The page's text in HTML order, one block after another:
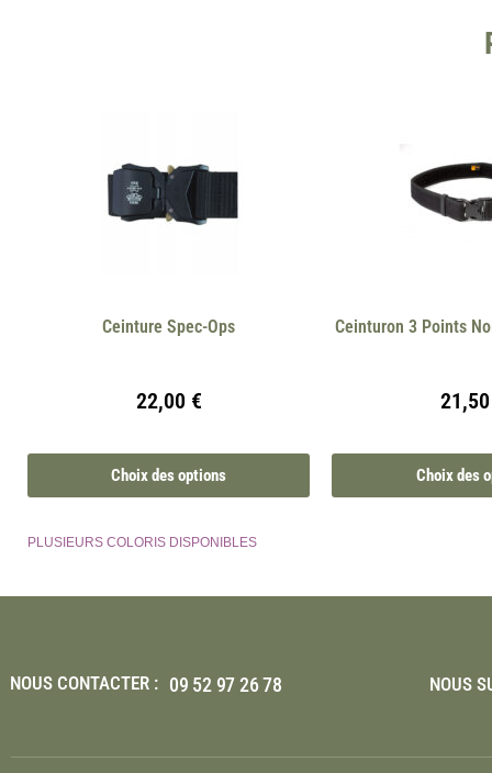
Ceinture Spec-Ops
22,00 €
Choix des options
PLUSIEURS COLORIS DISPONIBLES
Ceinturon 3 Points
Choix des
NOUS CONTACTER : 09 52 97 26 78 NOUS